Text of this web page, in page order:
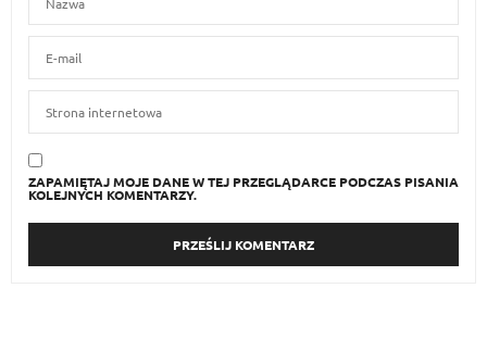
ZAPAMIĘTAJ MOJE DANE W TEJ PRZEGLĄDARCE PODCZAS PISANIA
KOLEJNYCH KOMENTARZY.